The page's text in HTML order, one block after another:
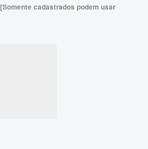
[Somente cadastrados podem usar